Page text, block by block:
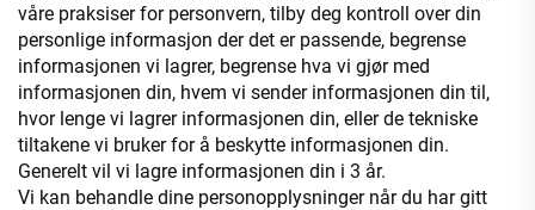
våre praksiser for personvern, tilby deg kontroll over din
personlige informasjon der det er passende, begrense
informasjonen vi lagrer, begrense hva vi gjør med
informasjonen din, hvem vi sender informasjonen din til,
hvor lenge vi lagrer informasjonen din, eller de tekniske
tiltakene vi bruker for å beskytte informasjonen din.
Generelt vil vi lagre informasjonen din i 3 år.
Vi kan behandle dine personopplysninger når du har gitt